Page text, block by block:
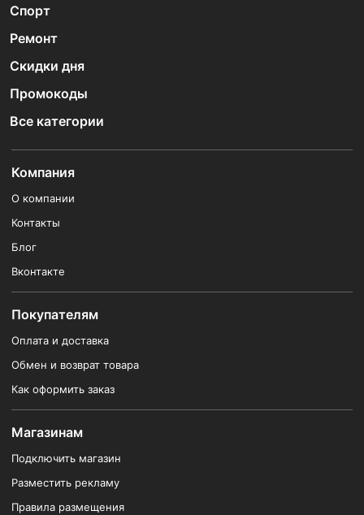
Спорт
Ремонт
Скидки дня
Промокоды
Все категории
Компания
О компании
Контакты
Блог
Вконтакте
Покупателям
Оплата и доставка
Обмен и возврат товара
Как оформить заказ
Магазинам
Подключить магазин
Разместить рекламу
Правила размещения